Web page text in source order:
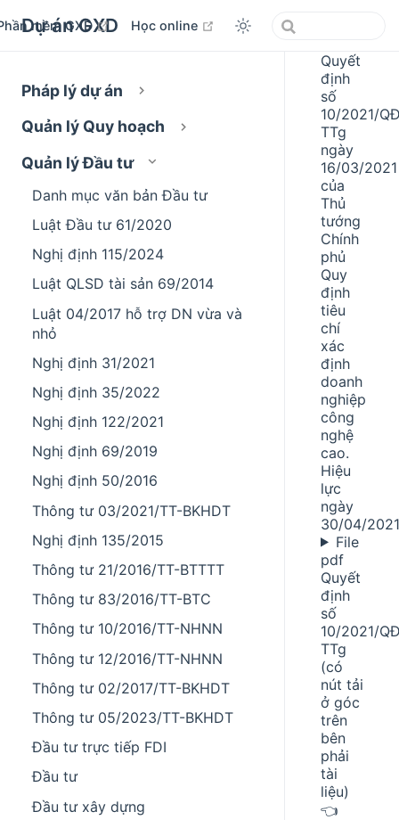
Dự án GXD
mềm GXD open in new window
Học online open in new window
Pháp lý dự án
Quản lý Quy hoạch
Quản lý Đầu tư
Danh mục văn bản Đầu tư
Luật Đầu tư 61/2020
Nghị định 115/2024
Luật QLSD tài sản 69/2014
Luật 04/2017 hỗ trợ DN vừa và
nhỏ
Nghị định 31/2021
Nghị định 35/2022
Nghị định 122/2021
Nghị định 69/2019
Nghị định 50/2016
Thông tư 03/2021/TT-BKHDT
Nghị định 135/2015
Thông tư 21/2016/TT-BTTTT
Thông tư 83/2016/TT-BTC
Thông tư 10/2016/TT-NHNN
Thông tư 12/2016/TT-NHNN
Thông tư 02/2017/TT-BKHDT
Thông tư 05/2023/TT-BKHDT
Đầu tư trực tiếp FDI
Đầu tư
Đầu tư xây dựng
Quyết
định
số
10/2021/
TTg
ngày
16/03/2021
của
Thủ
tướng
Chính
phủ
Quy
định
tiêu
chí
xác
định
doanh
nghiệp
công
nghệ
cao.
Hiệu
lực
ngày
30/04/2021
File
pdf
Quyết
định
số
10/2021/
TTg
(có
nút tải
ở góc
trên
bên
phải
tài
liệu)
👈